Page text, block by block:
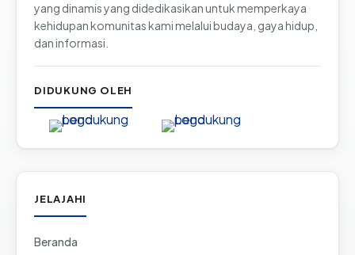
yang dinamis yang didedikasikan untuk memperkaya
kehidupan komunitas kami melalui budaya, gaya hidup,
dan informasi.
DIDUKUNG OLEH
JELAJAHI
Beranda